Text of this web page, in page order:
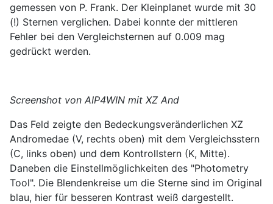
gemessen von P. Frank. Der Kleinplanet wurde mit 30
(!) Sternen verglichen. Dabei konnte der mittleren
Fehler bei den Vergleichsternen auf 0.009 mag
gedrückt werden.
Screenshot von AIP4WIN mit XZ And
Das Feld zeigte den Bedeckungsveränderlichen XZ
Andromedae (V, rechts oben) mit dem Vergleichsstern
(C, links oben) und dem Kontrollstern (K, Mitte).
Daneben die Einstellmöglichkeiten des "Photometry
Tool". Die Blendenkreise um die Sterne sind im Original
blau, hier für besseren Kontrast weiß dargestellt.